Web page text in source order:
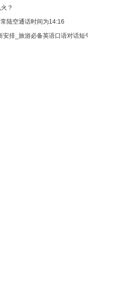
？
陆空通话时间为14:16
排_旅游必备英语口语对话短句